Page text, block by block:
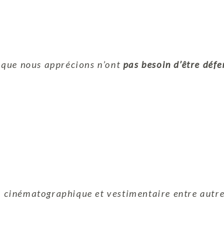
nous apprécions n’ont pas besoin d’être
cinématographique et vestimentaire entre